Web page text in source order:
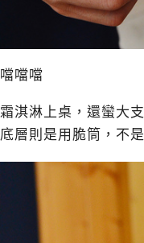
噹噹噹
霜淇淋上桌，還蠻大
底層則是用脆筒，不